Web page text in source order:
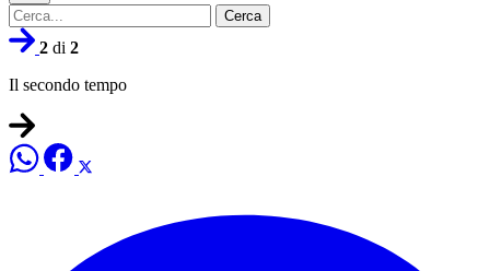
Cerca
2 di 2
Il secondo tempo